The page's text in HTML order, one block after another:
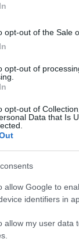
opt-out of the Sale
opt-out of
opt-out of
Data that Is
allow Google to
identifiers in
allow my user data
a megjelenés,
kritika –
ha az az
és A
a Call
ért a patch